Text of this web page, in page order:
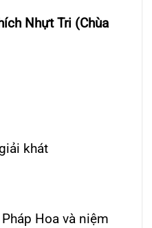
Nhựt Tri (Chùa
khát
Hoa và niệm